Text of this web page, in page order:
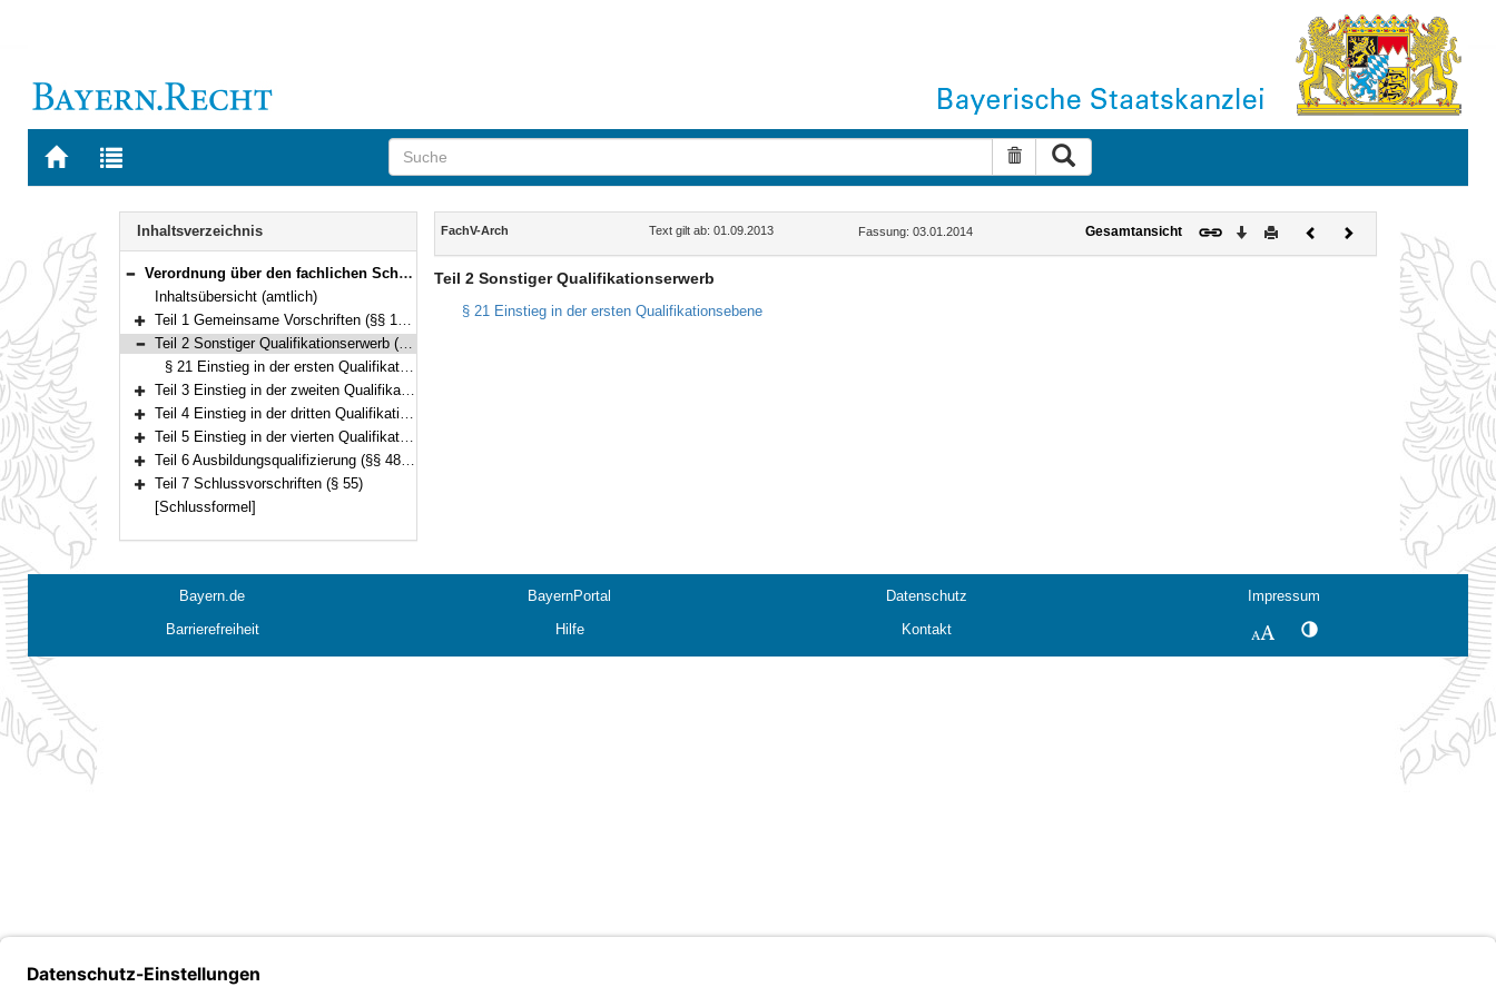
Zur
BAYERN.RECHT
Zur
letzten
Suche zurücksetzen
Navigation
Inhaltsverzeichnis
Bereich reduzieren
Verordnung über den fachlichen Schwerpunkt Archivwesen (FachV-Arch) Vom 3. Januar 2014 (GVBl. S. 7) BayRS 2038-3-1-9-I/WK (§§ 1–55)
Inhaltsübersicht (amtlich)
Bereich erweitern
Teil 1 Gemeinsame Vorschriften (§§ 1–20)
Bereich reduzieren
Teil 2 Sonstiger Qualifikationserwerb (§ 21)
§ 21 Einstieg in der ersten Qualifikationsebene
Bereich erweitern
Teil 3 Einstieg in der zweiten Qualifikationsebene (§§ 22–27)
Bereich erweitern
Teil 4 Einstieg in der dritten Qualifikationsebene (§§ 28–39)
Bereich erweitern
Teil 5 Einstieg in der vierten Qualifikationsebene (§§ 40–47)
Bereich erweitern
Teil 6 Ausbildungsqualifizierung (§§ 48–54)
Bereich erweitern
Teil 7 Schlussvorschriften (§ 55)
[Schlussformel]
Inhalt
FachV-Arch Text gilt ab: 01.09.2013 Fassung: 03.01.2014 Gesamtansicht Download
DruckenVorherigesNächstes
Dokument
Teil 2 Sonstiger Qualifikationserwerb
§ 21 Einstieg in der ersten Qualifikationsebene
Bayern.de BayernPortal Datenschutz
Impressum
Barrierefreiheit
Hilfe Kontakt SchriftgrößeKontrastwechsel